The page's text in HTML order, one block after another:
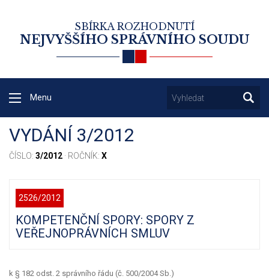
SBÍRKA ROZHODNUTÍ
NEJVYŠŠÍHO SPRÁVNÍHO SOUDU
Menu
VYDÁNÍ 3/2012
ČÍSLO: 3/2012 · ROČNÍK: X
2526/2012
KOMPETENČNÍ SPORY: SPORY Z
VEŘEJNOPRÁVNÍCH SMLUV
k § 182 odst. 2 správního řádu (č. 500/2004 Sb.)